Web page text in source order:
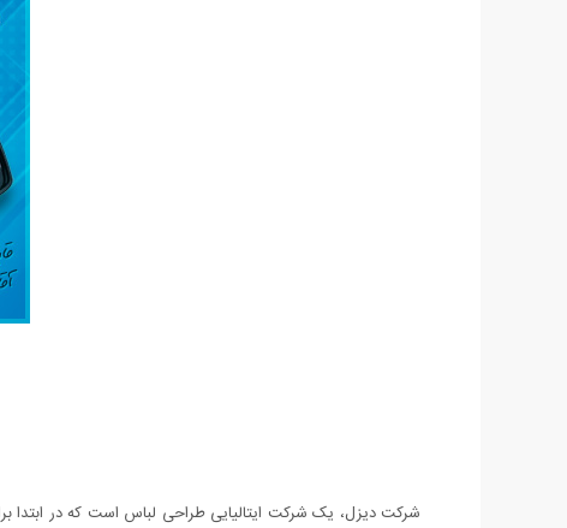
شرکت دیزل، یک شرکت ایتالیایی طراحی لباس است که در ابتدا